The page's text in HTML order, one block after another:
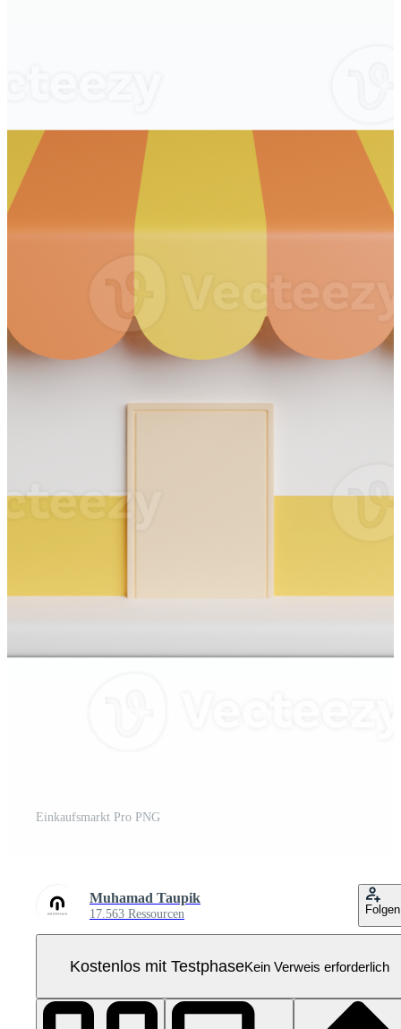
Einkaufsmarkt Pro PNG
Muhamad Taupik
17.563 Ressourcen Folgen
Kostenlos mit TestphaseKein Verweis erforderlich